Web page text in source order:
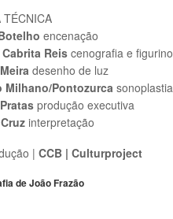
TÉCNICA
encenação
Reiscenografia e figurino
desenho de luz
Milhano/Pontozurca sonoplastia
produção executiva
interpretação
| CCB | Culturproject
de João Frazão